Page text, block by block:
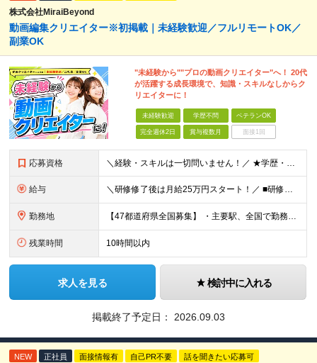
株式会社MiraiBeyond
動画編集クリエイター※初掲載｜未経験歓迎／フルリモートOK／
副業OK
"未経験から""プロの動画クリエイター"へ！ 20代
が活躍する成長環境で、知識・スキルなしからク
リエイターに！
未経験歓迎 学歴不問 ベテランOK
完全週休2日 賞与複数月 面接1回
応募資格 ＼経験・スキルは一切問いません！／ ★学歴・職歴不問 ★未経験・第二新卒歓迎！ ★正社員デビューも応援します！ 【こんな方にピッタリ！】 ✓ 動画やYouTube、TikTokを見るのが好きな方 ✓
給与 ＼研修修了後は月給25万円スタート！／ ■研修修了後 月給25万円＋賞与＋インセンティブ賞与 ※残業代は別途支給 ▽研修期間▽ 【未経験者】 ▶ 月給20万円～ 【固定残業代について】
勤務地 【47都道府県全国募集】 ・主要駅、全国で勤務可能！ ・どこに住んでいても応募可能！ 【東京本社】 東京都品川区東品川5-9-2 在宅でコツコツ働きながら、長く安定して続けられます♪ 本社：〒1
残業時間 10時間以内
求人を見る 検討中に入れる
掲載終了予定日： 2026.09.03
NEW 正社員 面接情報有 自己PR不要 話を聞きたい応募可